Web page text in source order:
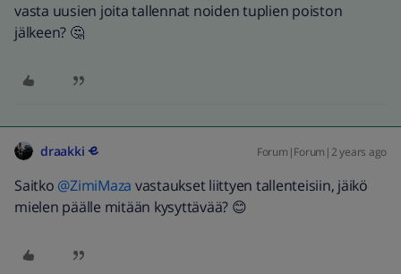
vasta uusien joita tallennat noiden tuplien poiston
jälkeen? 🤔
draakki Forum|Forum|2 years ago
Saitko @ZimiMaza vastaukset liittyen tallenteisiin, jäikö
mielen päälle mitään kysyttävää? 😊